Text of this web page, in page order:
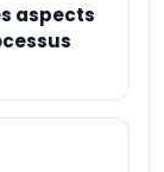
aspects